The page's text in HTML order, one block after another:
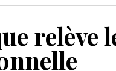
relève